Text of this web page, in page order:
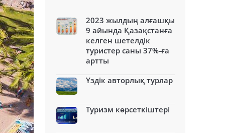
2023 жылдың алғашқы
9 айында Қазақстанға
келген шетелдік
туристер саны 37%-ға
артты
Үздік авторлық турлар
Туризм көрсеткіштері